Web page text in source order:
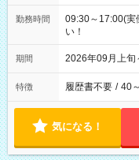
勤務時間
09:30～17:00(
い！
期間 2026年09月上
特徴 履歴書不要 / 40
気になる！